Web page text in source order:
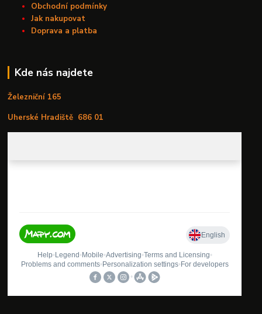
Obchodní podmínky
Jak nakupovat
Doprava a platba
Kde nás najdete
Železniční 165
Uherské Hradiště 686 01